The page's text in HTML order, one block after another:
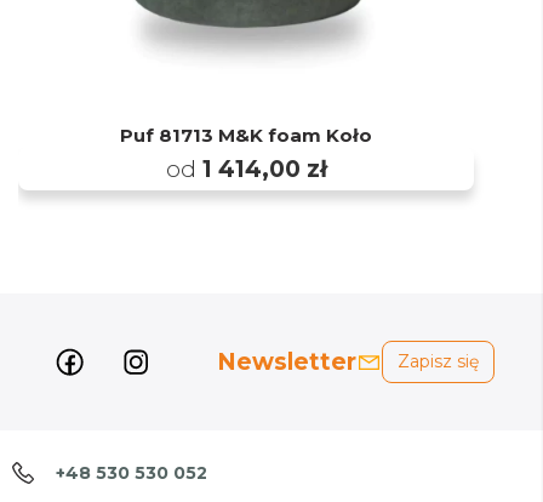
Puf 81713 M&K foam Koło
od 1 414,00 zł
Newsletter Zapisz się
+48 530 530 052